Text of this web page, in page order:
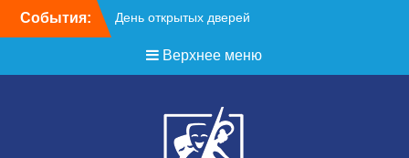
События: День открытых дверей
Верхнее меню